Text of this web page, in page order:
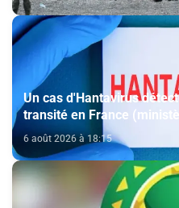
Un cas d'Hantavirus
transité en France
6 août 2026 à 18:15